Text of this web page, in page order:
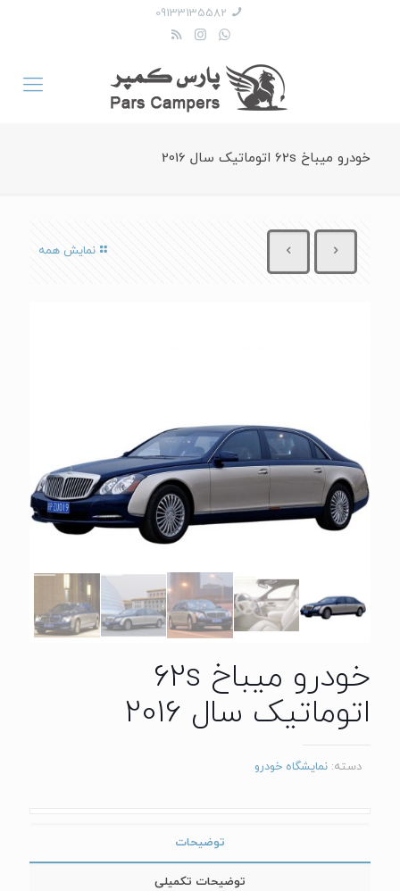
09133135582
خودرو میباخ 62s اتوماتیک سال 2016
نمایش همه
خودرو میباخ 62s
اتوماتیک سال 2016
دسته: نمایشگاه خودرو
توضیحات
توضیحات تکمیلی